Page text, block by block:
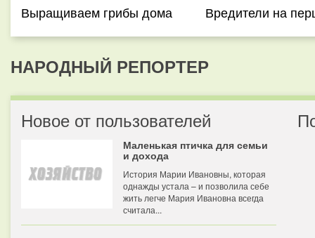
Выращиваем грибы дома Вредители на
НАРОДНЫЙ РЕПОРТЕР
Новое от пользователей
Маленькая птичка для семьи
и дохода
История Марии Ивановны, которая
однажды устала – и позволила себе
жить легче Мария Ивановна всегда
считала...